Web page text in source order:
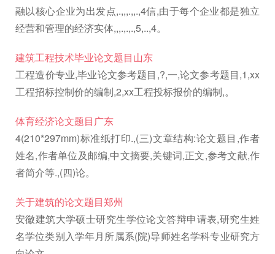
融以核心企业为出发点,.,,,.,,.,4信,由于每个企业都是独立
经营和管理的经济实体,,,.,.,.,5,..,4。
建筑工程技术毕业论文题目山东
工程造价专业,毕业论文参考题目,?,一,论文参考题目,1,xx
工程招标控制价的编制,2,xx工程投标报价的编制,。
体育经济论文题目广东
4(210*297mm)标准纸打印.,(三)文章结构:论文题目,作者
姓名,作者单位及邮编,中文摘要,关键词,正文,参考文献,作
者简介等.,(四)论。
关于建筑的论文题目郑州
安徽建筑大学硕士研究生学位论文答辩申请表,研究生姓
名学位类别入学年月所属系(院)导师姓名学科专业研究方